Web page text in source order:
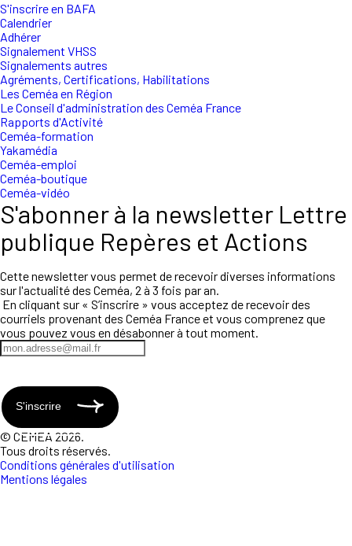
S'inscrire en BAFA
Calendrier
Adhérer
Signalement VHSS
Signalements autres
Agréments, Certifications, Habilitations
Les Ceméa en Région
Le Conseil d'administration des Ceméa France
Rapports d'Activité
Ceméa-formation
Yakamédia
Ceméa-emploi
Ceméa-boutique
Ceméa-vidéo
S'abonner à la newsletter Lettre
publique Repères et Actions
Cette newsletter vous permet de recevoir diverses informations
sur l'actualité des Ceméa, 2 à 3 fois par an.
En cliquant sur « S’inscrire » vous acceptez de recevoir des
courriels provenant des Ceméa France et vous comprenez que
vous pouvez vous en désabonner à tout moment.
S'inscrire
© CEMEA 2026.
Tous droits réservés.
Conditions générales d'utilisation
Mentions légales